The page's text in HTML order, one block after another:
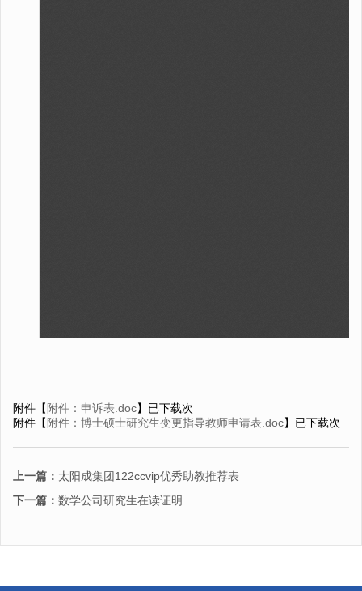
附件【 附件：申诉表.doc】已下载次
附件【 附件：博士硕士研究生变更指导教师申请表.doc】已下载次
上一篇： 太阳成集团122ccvip优秀助教推荐表
下一篇： 数学公司研究生在读证明